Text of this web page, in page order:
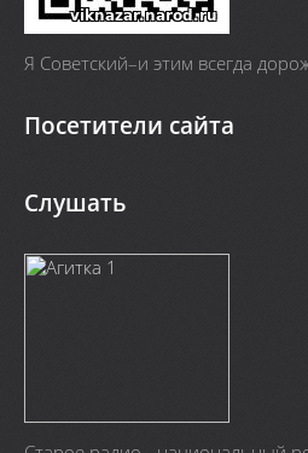
Я Cоветский–и этим всегда
Посетители сайта
Слушать